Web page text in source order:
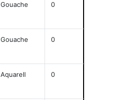
Gouache 0
Gouache 0
Aquarell 0